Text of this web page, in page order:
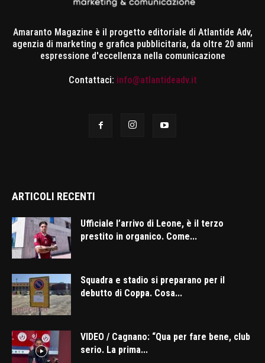
Amaranto Magazine è il progetto editoriale di Atlantide Adv,
agenzia di marketing e grafica pubblicitaria, da oltre 20 anni
espressione d'eccellenza nella comunicazione
Contattaci: info@atlantideadv.it
ARTICOLI RECENTI
Ufficiale l’arrivo di Leone, è il terzo
prestito in organico. Come...
Squadra e stadio si preparano per il
debutto di Coppa. Cosa...
VIDEO / Cagnano: “Qua per fare bene, club
serio. La prima...